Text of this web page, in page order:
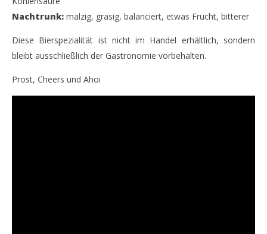
Nachtrunk: malzig, grasig, balanciert, etwas Frucht, bitterer
Diese Bierspezialität ist nicht im Handel erhältlich, sondern
bleibt ausschließlich der Gastronomie vorbehalten.
Prost, Cheers und Ahoi